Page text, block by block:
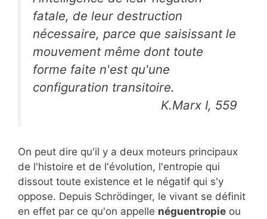
fatale, de leur destruction
nécessaire, parce que saisissant le
mouvement même dont toute
forme faite n'est qu'une
configuration transitoire.
K.Marx I, 559
On peut dire qu'il y a deux moteurs principaux
de l'histoire et de l'évolution, l'entropie qui
dissout toute existence et le négatif qui s'y
oppose. Depuis Schrödinger, le vivant se définit
en effet par ce qu'on appelle néguentropie ou